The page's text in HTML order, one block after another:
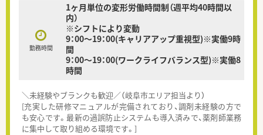
勤務時間
1ヶ月単位の変形労働時間制（週平均40時間以
内）
※シフトにより変動
9：00～19：00(キャリアアップ重視型)※実働9時
間
9：00～19：00(ワークライフバランス型)※実働8
時間
＼未経験やブランクも歓迎／（岐阜市エリア担当より）
[充実した研修マニュアルが完備されており、調剤未経験の方で
も安心です。最新の過誤防止システムも導入済みで、薬剤師業務
に集中して取り組める環境です。]